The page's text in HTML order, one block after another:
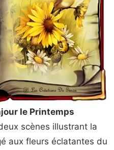
le Printemps
scènes illustrant la
aux fleurs éclatantes du